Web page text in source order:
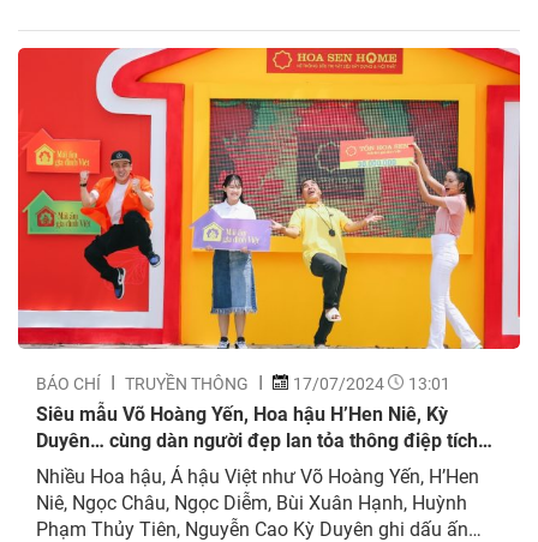
(HRC) nhập khẩu từ Trung Quốc và Ấn Độ vào Việt
Nam. Vụ việc này...
BÁO CHÍ TRUYỀN THÔNG 17/07/2024 13:01
Siêu mẫu Võ Hoàng Yến, Hoa hậu H’Hen Niê, Kỳ
Duyên… cùng dàn người đẹp lan tỏa thông điệp tích
cực thông qua Mái ấm gia đình Việt
Nhiều Hoa hậu, Á hậu Việt như Võ Hoàng Yến, H’Hen
Niê, Ngọc Châu, Ngọc Diễm, Bùi Xuân Hạnh, Huỳnh
Phạm Thủy Tiên, Nguyễn Cao Kỳ Duyên ghi dấu ấn